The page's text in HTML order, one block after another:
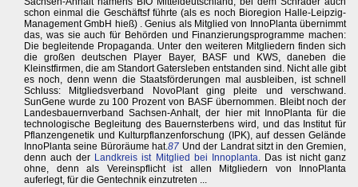
schon einmal die Geschäftsf führte (als es noch Bioregion Halle-Leipzig-
Management GmbH hieß) . Genius als Mitglied von InnoPlanta übernimmt
das, was sie auch für Behörden und Finanzierungsprogramme machen:
Die begleitende Propaganda. Unter den weiteren Mitgliedern finden sich
die großen deutschen Player Bayer, BASF und KWS, daneben die
Kleinstfirmen, die am Standort Gatersleben entstanden sind. Nicht alle gibt
es noch, denn wenn die Staatsförderungen mal ausbleiben, ist schnell
Schluss: Mitgliedsverband NovoPlant ging pleite und verschwand.
SunGene wurde zu 100 Prozent von BASF übernommen. Bleibt noch der
Landesbauernverband Sachsen-Anhalt, der hier mit InnoPlanta für die
technologische Begleitung des Bauernsterbens wird, und das Institut für
Pflanzengenetik und Kulturpflanzenforschung (IPK), auf dessen Gelände
InnoPlanta seine Büroräume hat.87 Und der Landrat sitzt in den Gremien,
denn auch der Landkreis ist Mitglied bei Innoplanta. Das ist nicht ganz
ohne, denn als Vereinspflicht ist allen Mitgliedern von InnoPlanta
auferlegt, für die Gentechnik einzutreten ...